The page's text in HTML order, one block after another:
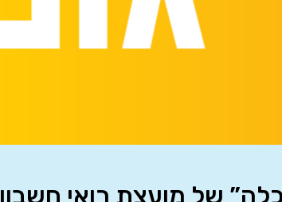
של מועצת רואי חשבון